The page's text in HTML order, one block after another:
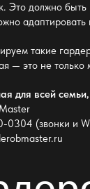
Это должно быть
такие
— это не только
для всей семьи
0304 (звонки и